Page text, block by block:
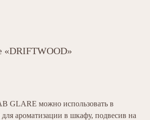
«DRIFTWOOD»
GLARE можно использовать в
ароматизации в шкафу, подвесив на